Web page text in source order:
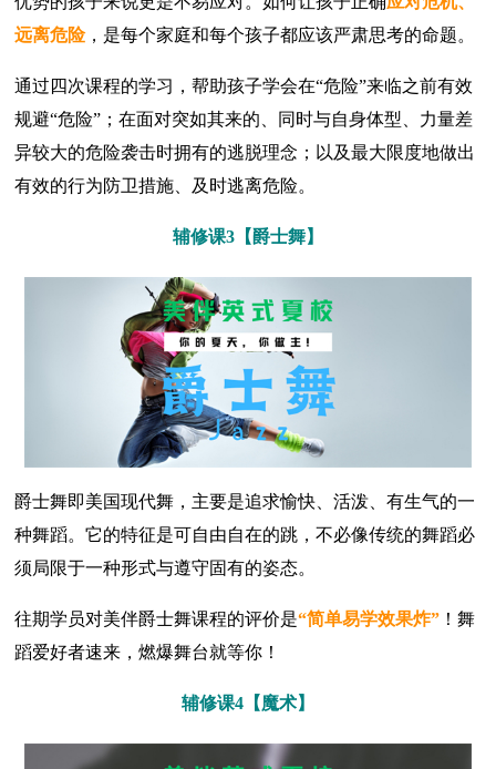
远离危险，是每个家庭和每个孩子都应该严肃思考的命题。
通过四次课程的学习，帮助孩子学会在“危险”来临之前有效
规避“危险”；在面对突如其来的、同时与自身体型、力量差
异较大的危险袭击时拥有的逃脱理念；以及最大限度地做出
有效的行为防卫措施、及时逃离危险。
辅修课3【爵士舞】
爵士舞即美国现代舞，主要是追求愉快、活泼、有生气的一
种舞蹈。它的特征是可自由自在的跳，不必像传统的舞蹈必
须局限于一种形式与遵守固有的姿态。
往期学员对美伴爵士舞课程的评价是“简单易学效果炸” ！舞
蹈爱好者速来，燃爆舞台就等你！
辅修课4【魔术】